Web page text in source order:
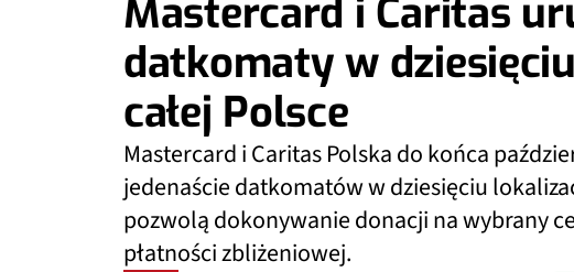
Mastercard i Caritas
datkomaty w
całej Polsce
Mastercard i Caritas Polska do końca
jedenaście datkomatów w dziesięciu
pozwolą dokonywanie donacji na wybrany
płatności zbliżeniowej.